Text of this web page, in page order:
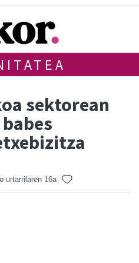
sektorean
urtarrilaren 16a